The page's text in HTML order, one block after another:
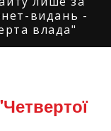
видань -
влада"
2026.
2026.